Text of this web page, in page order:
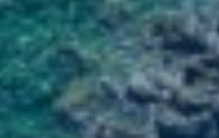
Κράτηση
En Gr